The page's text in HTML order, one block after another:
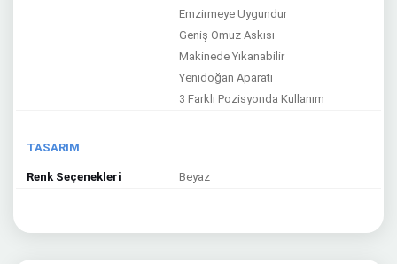
Emzirmeye Uygundur
Geniş Omuz Askısı
Makinede Yıkanabilir
Yenidoğan Aparatı
3 Farklı Pozisyonda Kullanım
TASARIM
Renk Seçenekleri Beyaz